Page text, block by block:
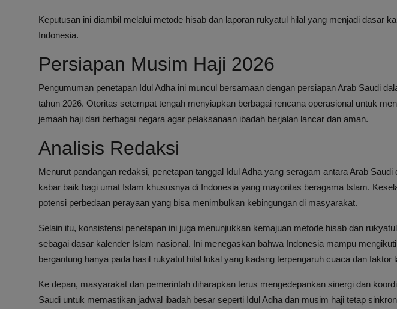
Keputusan ini diambil melalui metode hisab dan laporan rukyatul hilal yang menjadi dasar
Indonesia.
Persiapan Musim Haji 2026
Pengumuman penetapan Idul Adha ini muncul bersamaan dengan persiapan Arab Saudi
tahun 2026. Otoritas setempat tengah menyiapkan berbagai rencana operasional untuk
jemaah haji dari berbagai negara agar pelaksanaan ibadah berjalan lancar dan aman.
Analisis Redaksi
Menurut pandangan redaksi, penetapan tanggal Idul Adha yang seragam antara Arab
kabar baik bagi umat Islam khususnya di Indonesia yang mayoritas beragama Islam.
potensi perbedaan perayaan yang bisa menimbulkan kebingungan di masyarakat.
Selain itu, konsistensi penetapan ini juga menunjukkan kemajuan metode hisab dan
sebagai dasar kalender Islam nasional. Ini menegaskan bahwa Indonesia mampu
bergantung hanya pada hasil rukyatul hilal lokal yang kadang terpengaruh cuaca dan faktor
Ke depan, masyarakat dan pemerintah diharapkan terus mengedepankan sinergi dan
Saudi untuk memastikan jadwal ibadah besar seperti Idul Adha dan musim haji tetap